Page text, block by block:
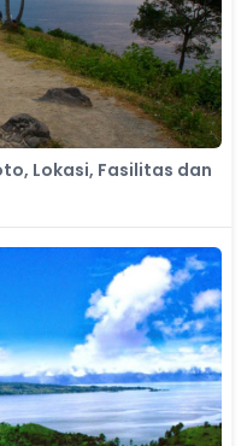
Lokasi, Fasilitas dan